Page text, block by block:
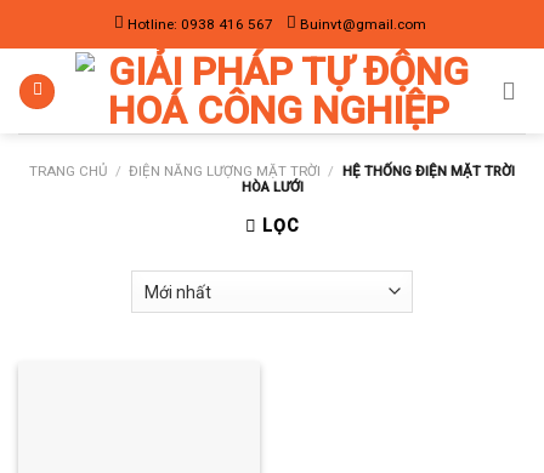
content
Hotline: 0938 416 567 Buinvt@gmail.com
TRANG CHỦ / ĐIỆN NĂNG LƯỢNG MẶT TRỜI / HỆ THỐNG ĐIỆN MẶT TRỜI
HÒA LƯỚI
LỌC